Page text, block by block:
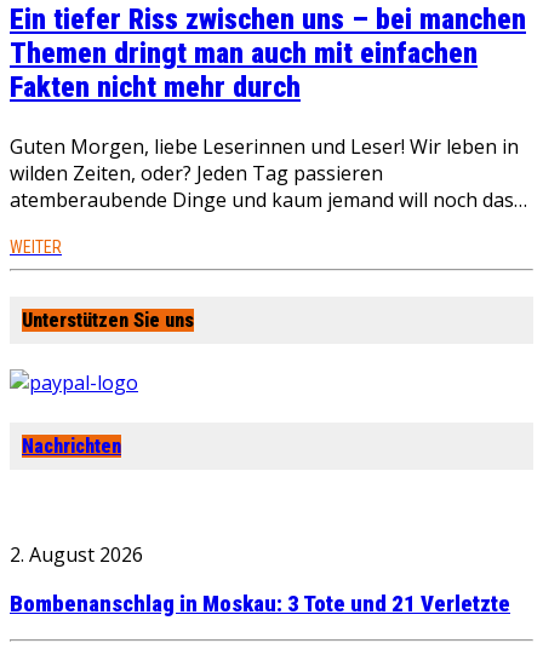
Ein tiefer Riss zwischen uns – bei manchen
Themen dringt man auch mit einfachen
Fakten nicht mehr durch
Guten Morgen, liebe Leserinnen und Leser! Wir leben in
wilden Zeiten, oder? Jeden Tag passieren
atemberaubende Dinge und kaum jemand will noch das…
WEITER
Unterstützen Sie uns
Nachrichten
2. August 2026
Bombenanschlag in Moskau: 3 Tote und 21 Verletzte